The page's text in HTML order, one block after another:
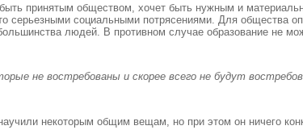
принятым обществом, хочет быть нужным и
социальными потрясениями. Для общества
людей. В противном случае образование не
не востребованы и скорее всего не будут
некоторым общим вещам, но при этом он ничего